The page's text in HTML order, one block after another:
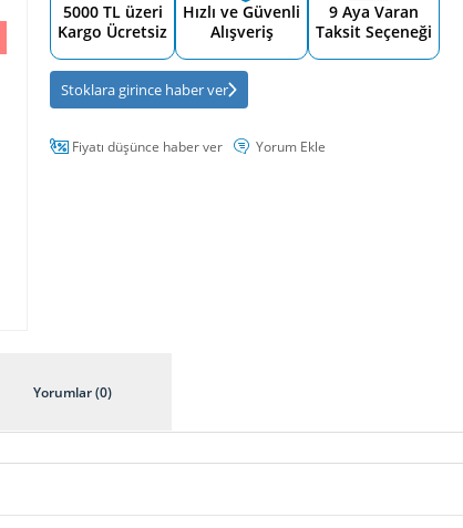
5000 TL üzeri
Kargo Ücretsiz
Hızlı ve Güvenli
Alışveriş
9 Aya Varan
Taksit Seçeneği
Stoklara girince haber ver
Fiyatı düşünce haber ver Yorum Ekle
Yorumlar (0)